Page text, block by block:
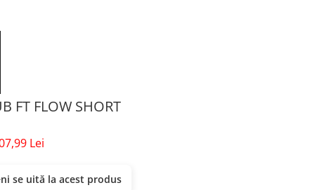
FT FLOW SHORT
Lei
se uită la acest produs